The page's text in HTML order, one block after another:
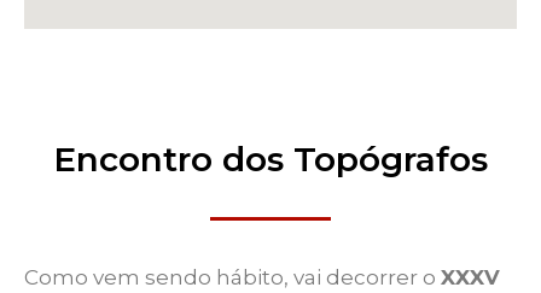
Encontro dos Topógrafos
Como vem sendo hábito, vai decorrer o XXXV